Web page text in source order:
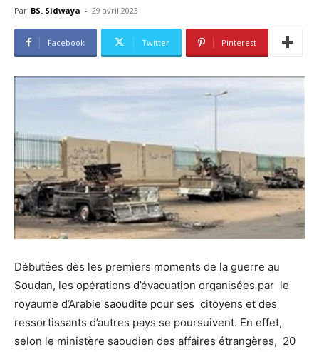
Par BS. Sidwaya - 29 avril 2023
Facebook Twitter Pinterest
Débutées dès les premiers moments de la guerre au
Soudan, les opérations d’évacuation organisées par le
royaume d’Arabie saoudite pour ses citoyens et des
ressortissants d’autres pays se poursuivent. En effet,
selon le ministère saoudien des affaires étrangères, 20